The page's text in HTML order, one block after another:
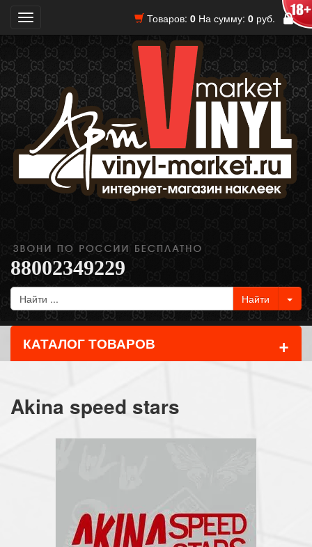
Товаров: 0 На сумму: 0 руб.
Toggle
navigation
88002349229
КАТАЛОГ ТОВАРОВ +
Akina speed stars